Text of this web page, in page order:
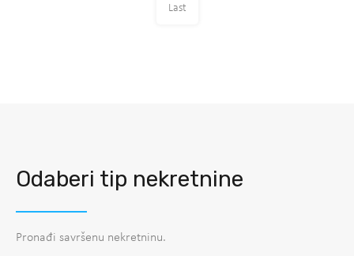
Last
Odaberi tip nekretnine
Pronađi savršenu nekretninu.